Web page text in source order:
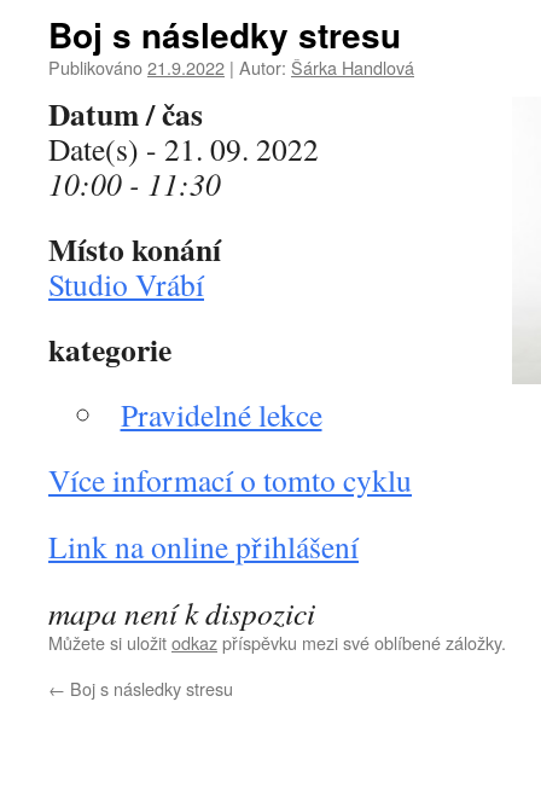
Boj s následky stresu
Publikováno21.9.2022 | Autor: Šárka Handlová
Datum / čas
Date(s) - 21. 09. 2022
10:00 - 11:30
Místo konání
Studio Vrábí
kategorie
Pravidelné lekce
Více informací o tomto cyklu
Link na online přihlášení
mapa není k dispozici
Můžete si uložitodkazpříspěvku mezi své oblíbené záložky.
← Boj s následky stresu